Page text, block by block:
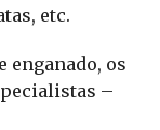
etc.
enganado, os
–